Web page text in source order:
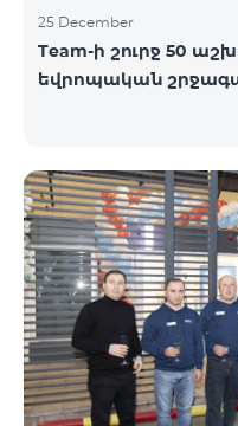
25 December
Team-ի շուրջ 50
եվրոպական